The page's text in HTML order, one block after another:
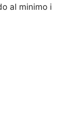
al minimo i